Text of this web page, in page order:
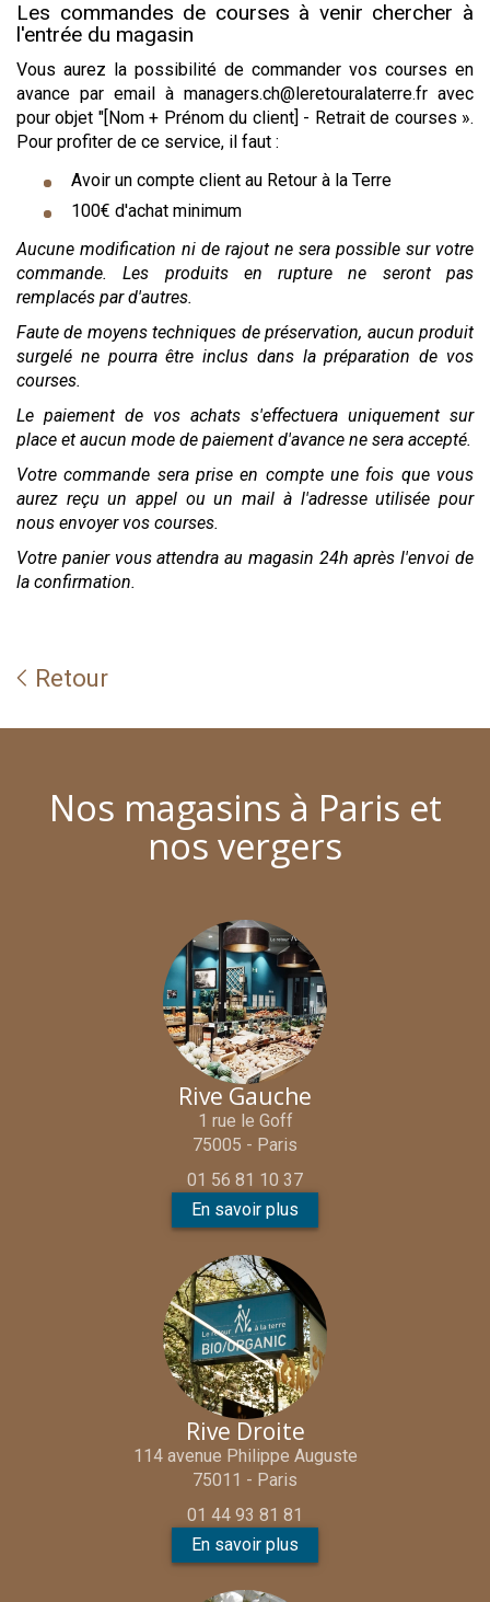
Les commandes de courses à venir chercher à
l'entrée du magasin
Vous aurez la possibilité de commander vos courses en
avance par email à managers.ch@leretouralaterre.fr avec
pour objet "[Nom + Prénom du client] - Retrait de courses ».
Pour profiter de ce service, il faut :
Avoir un compte client au Retour à la Terre
100€ d'achat minimum
Aucune modification ni de rajout ne sera possible sur votre
commande. Les produits en rupture ne seront pas
remplacés par d'autres.
Faute de moyens techniques de préservation, aucun produit
surgelé ne pourra être inclus dans la préparation de vos
courses.
Le paiement de vos achats s'effectuera uniquement sur
place et aucun mode de paiement d'avance ne sera accepté.
Votre commande sera prise en compte une fois que vous
aurez reçu un appel ou un mail à l'adresse utilisée pour
nous envoyer vos courses.
Votre panier vous attendra au magasin 24h après l'envoi de
la confirmation.
Retour
Nos magasins à Paris et
nos vergers
Rive Gauche
1 rue le Goff
75005 - Paris
01 56 81 10 37
En savoir plus
Rive Droite
114 avenue Philippe Auguste
75011 - Paris
01 44 93 81 81
En savoir plus